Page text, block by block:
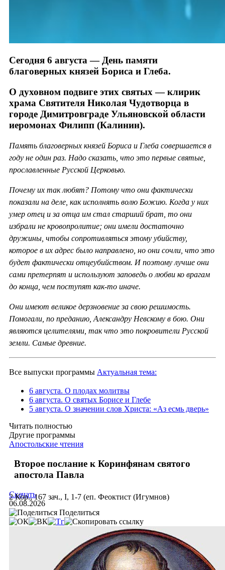
Сегодня 6 августа — День памяти
благоверных князей Бориса и Глеба.
О духовном подвиге этих святых — клирик
храма Святителя Николая Чудотворца в
городе Димитровграде Ульяновской области
иеромонах Филипп (Калинин).
Память благоверных князей Бориса и Глеба совершается в
году не один раз. Надо сказать, что это первые святые,
прославленные Русской Церковью.
Почему их так любят? Потому что они фактически
показали на деле, как исполнять волю Божию. Когда у них
умер отец и за отца им стал старший брат, то они
избрали не кровопролитие; они имели достаточно
дружины, чтобы сопротивляться этому убийству,
которое в их адрес было направлено, но они сочли, что это
будет фактически отцеубийством. И поэтому лучше они
сами претерпят и используют заповедь о любви ко врагам
до конца, чем поступят как-то иначе.
Они имеют великое дерзновение за свою решимость.
Помогали, по преданию, Александру Невскому в бою. Они
являются целителями, так что это покровители Русской
земли. Самые древние.
Все выпуски программы Актуальная тема:
6 августа. О плодах молитвы
6 августа. О святых Борисе и Глебе
5 августа. О значении слов Христа: «Аз есмь дверь»
Читать полностью
Другие программы
Апостольские чтения
Второе послание к Коринфянам святого
апостола Павла
2 Кор., 167 зач., I, 1-7 (еп. Феоктист (Игумнов)
Скачать
06.08.2026
Поделиться